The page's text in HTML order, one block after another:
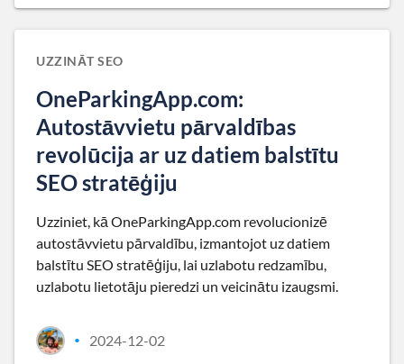
UZZINĀT SEO
OneParkingApp.com:
Autostāvvietu pārvaldības
revolūcija ar uz datiem balstītu
SEO stratēģiju
Uzziniet, kā OneParkingApp.com revolucionizē
autostāvvietu pārvaldību, izmantojot uz datiem
balstītu SEO stratēģiju, lai uzlabotu redzamību,
uzlabotu lietotāju pieredzi un veicinātu izaugsmi.
• 2024-12-02